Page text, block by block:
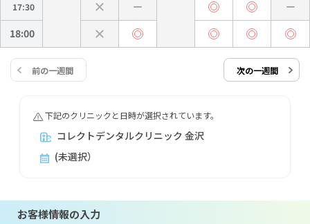
17:30
18:00
前の一週間 次の一週間
下記のクリニックと日時が選択されています。
コレクトデンタルクリニック 金沢
(未選択）
お客様情報の入力